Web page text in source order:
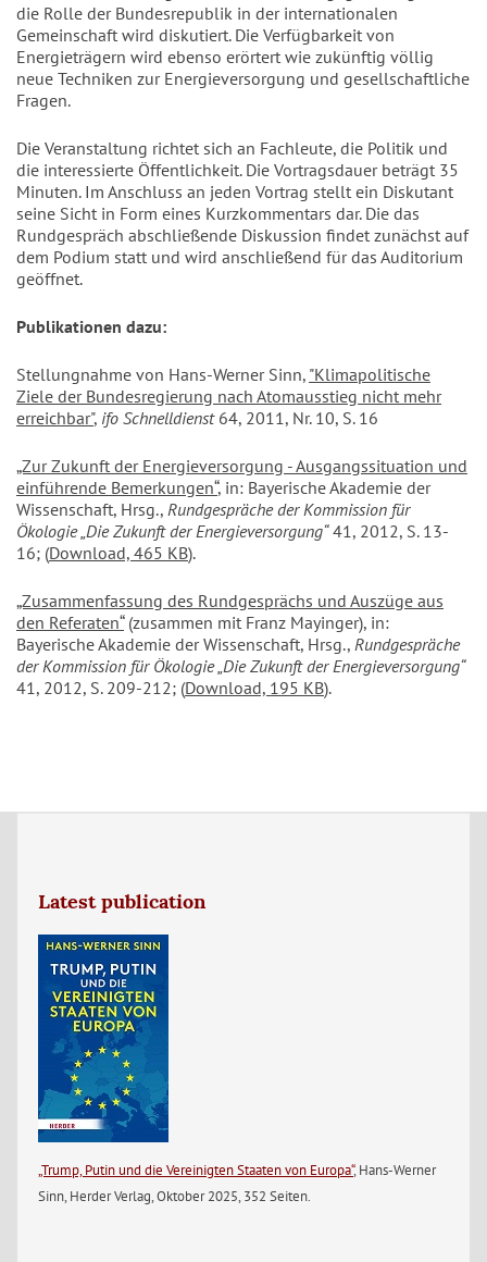
die Rolle der Bundesrepublik in der internationalen
Gemeinschaft wird diskutiert. Die Verfügbarkeit von
Energieträgern wird ebenso erörtert wie zukünftig völlig
neue Techniken zur Energieversorgung und gesellschaftliche
Fragen.
Die Veranstaltung richtet sich an Fachleute, die Politik und
die interessierte Öffentlichkeit. Die Vortragsdauer beträgt 35
Minuten. Im Anschluss an jeden Vortrag stellt ein Diskutant
seine Sicht in Form eines Kurzkommentars dar. Die das
Rundgespräch abschließende Diskussion findet zunächst auf
dem Podium statt und wird anschließend für das Auditorium
geöffnet.
Publikationen dazu:
Stellungnahme von Hans-Werner Sinn, "Klimapolitische
Ziele der Bundesregierung nach Atomausstieg nicht mehr
erreichbar", ifo Schnelldienst64, 2011, Nr. 10, S. 16
„Zur Zukunft der Energieversorgung - Ausgangssituation und
einführende Bemerkungen“, in: Bayerische Akademie der
Wissenschaft, Hrsg., Rundgespräche der Kommission für
Ökologie „Die Zukunft der Energieversorgung“41, 2012, S. 13-
16; (Download, 465 KB).
„Zusammenfassung des Rundgesprächs und Auszüge aus
den Referaten“(zusammen mit Franz Mayinger), in:
Bayerische Akademie der Wissenschaft, Hrsg., Rundgespräche
der Kommission für Ökologie „Die Zukunft der Energieversorgung“
41, 2012, S. 209-212; (Download, 195 KB).
Latest publication
„Trump, Putin und die Vereinigten Staaten von Europa“, Hans-Werner
Sinn, Herder Verlag, Oktober 2025, 352 Seiten.